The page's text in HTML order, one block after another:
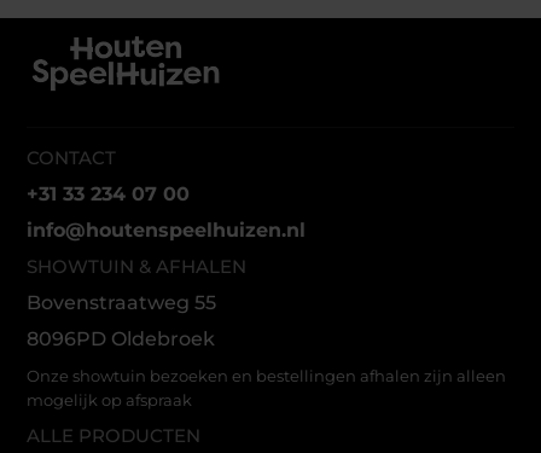
CONTACT
+31 33 234 07 00
info@houtenspeelhuizen.nl
SHOWTUIN & AFHALEN
Bovenstraatweg 55
8096PD Oldebroek
Onze showtuin bezoeken en bestellingen afhalen zijn alleen
mogelijk op afspraak
ALLE PRODUCTEN